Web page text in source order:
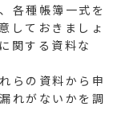
各種帳簿一式を
しておきましょ
関する資料な
らの資料から申
れがないかを調